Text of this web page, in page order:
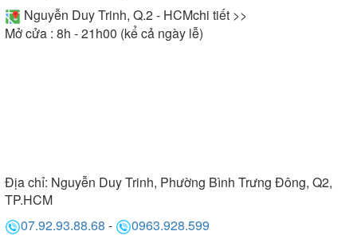
Nguyễn Duy Trinh, Q.2 - HCMchi tiết >>
Mở cửa : 8h - 21h00 (kể cả ngày lễ)
Địa chỉ: Nguyễn Duy Trinh, Phường Bình Trưng Đông, Q2,
TP.HCM
07.92.93.88.68 -
0963.928.599